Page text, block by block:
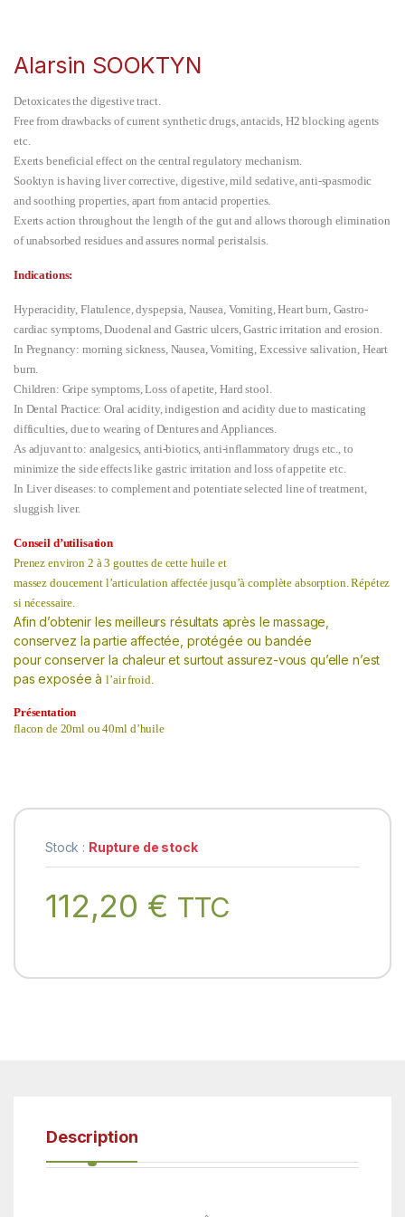
Alarsin SOOKTYN
Detoxicates the digestive tract.
Free from drawbacks of current synthetic drugs, antacids, H2 blocking agents
etc.
Exerts beneficial effect on the central regulatory mechanism.
Sooktyn is having liver corrective, digestive, mild sedative, anti-spasmodic
and soothing properties, apart from antacid properties.
Exerts action throughout the length of the gut and allows thorough elimination
of unabsorbed residues and assures normal peristalsis.
Indications:
Hyperacidity, Flatulence, dyspepsia, Nausea, Vomiting, Heart burn, Gastro-
cardiac symptoms, Duodenal and Gastric ulcers, Gastric irritation and erosion.
In Pregnancy: morning sickness, Nausea, Vomiting, Excessive salivation, Heart
burn.
Children: Gripe symptoms, Loss of apetite, Hard stool.
In Dental Practice: Oral acidity, indigestion and acidity due to masticating
difficulties, due to wearing of Dentures and Appliances.
As adjuvant to: analgesics, anti-biotics, anti-inflammatory drugs etc., to
minimize the side effects like gastric irritation and loss of appetite etc.
In Liver diseases: to complement and potentiate selected line of treatment,
sluggish liver.
Conseil d’utilisation
Prenez environ 2 à 3 gouttes de cette huile et
massez doucement l’articulationaffectéejusqu’àcomplète absorption.Répétez
si nécessaire.
Afin d’obtenir les meilleurs résultats après le massage,
conservez la partie affectée, protégée ou bandée
pour conserver la chaleuret surtout assurez-vous qu’elle n’est
pas exposée à l’air froid.
Présentation
flacon de 20ml ou 40ml d’huile
Stock : Rupture de stock
112,20 € TTC
Description